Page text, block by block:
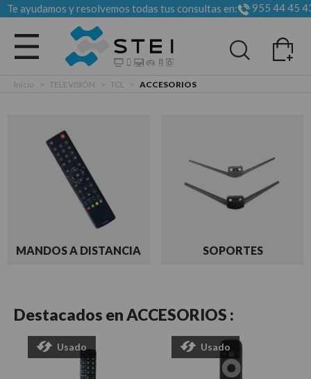
Te ayudamos y resolvemos todas tus consultas en: 955 44 45
Todas las categorias
Inicio > TELEVISIÓN > TCL > ACCESORIOS
MANDOS A DISTANCIA SOPORTES
Destacados enACCESORIOS :
Usado Usado